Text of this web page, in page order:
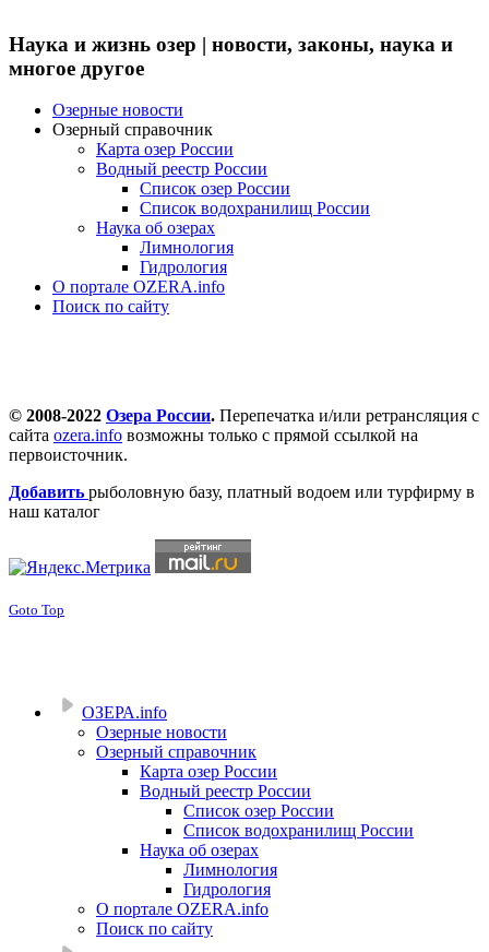
Наука и жизнь озер | новости, законы, наука и
многое другое
Озерные новости
Озерный справочник
Карта озер России
Водный реестр России
Список озер России
Список водохранилищ России
Наука об озерах
Лимнология
Гидрология
О портале OZERA.info
Поиск по сайту
© 2008-2022 Озера России. Перепечатка и/или ретрансляция с
сайта ozera.info возможны только с прямой ссылкой на
первоисточник.
Добавить рыболовную базу, платный водоем или турфирму в
наш каталог
Goto Top
ОЗЕРА.info
Озерные новости
Озерный справочник
Карта озер России
Водный реестр России
Список озер России
Список водохранилищ России
Наука об озерах
Лимнология
Гидрология
О портале OZERA.info
Поиск по сайту